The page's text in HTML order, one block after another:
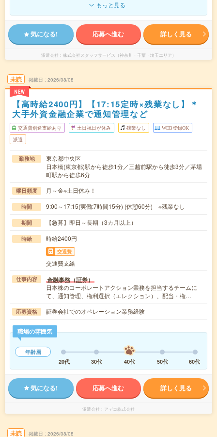
もっと見る
気になる! 応募へ進む 詳しく見る
派遣会社 株式会社スタッフサービス（神奈川・千葉・埼玉エリア）
未読
NEW
掲載日 2026/08/08
【高時給2400円】【17:15定時×残業なし】＊
大手外資金融企業で通知管理など
交通費別途支給あり 土日祝日が休み 残業なし WEB登録OK
派遣
勤務地
東京都中央区
日本橋(東京都)駅から徒歩1分／三越前駅から徒歩3分／茅場
町駅から徒歩6分
曜日頻度 月～金※土日休み！
時間 9:00～17:15(実働:7時間15分) (休憩60分) ※残業なし
期間 【急募】即日～長期（3カ月以上）
時給 時給2400円
交通費
交通費支給
仕事内容 金融事務（証券）
日本株のコーポレートアクション業務を担当するチームに
て、通知管理、権利選択（エレクション）、配当・権…
応募資格 証券会社でのオペレーション業務経験
職場の雰囲気
年齢層
20代
30代 40代 50代 60代
気になる! 応募へ進む 詳しく見る
派遣会社 アデコ株式会社
未読 掲載日 2026/08/08